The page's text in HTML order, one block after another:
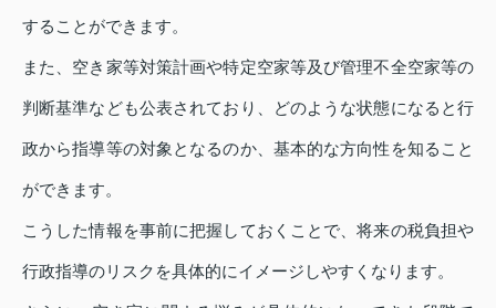
することができます。
また、空き家等対策計画や特定空家等及び管理不全空家等の
判断基準なども公表されており、どのような状態になると行
政から指導等の対象となるのか、基本的な方向性を知ること
ができます。
こうした情報を事前に把握しておくことで、将来の税負担や
行政指導のリスクを具体的にイメージしやすくなります。